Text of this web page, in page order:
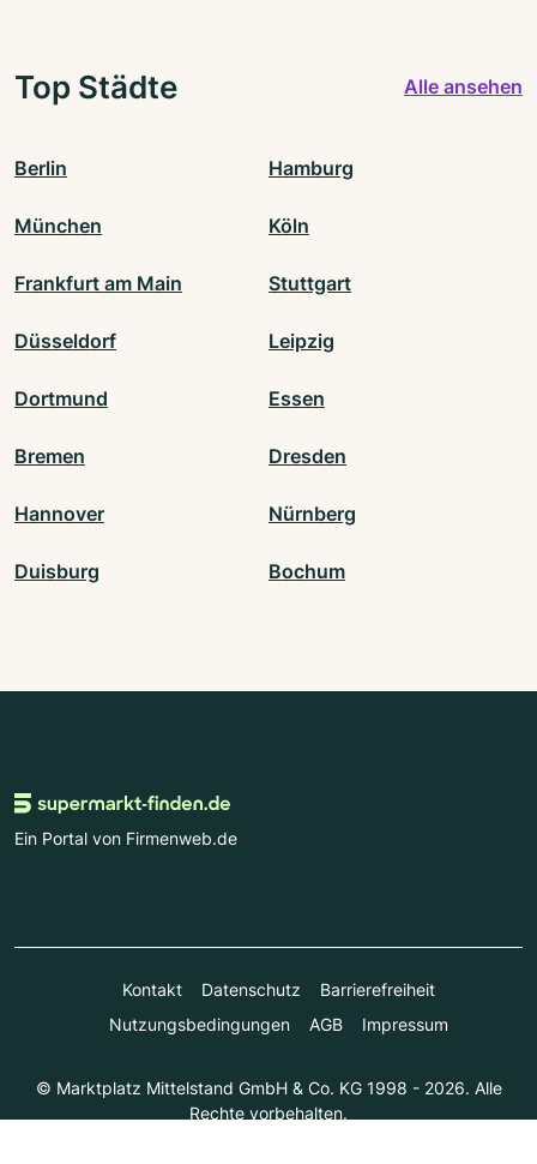
Top Städte Alle ansehen
Berlin Hamburg
München Köln
Frankfurt am Main Stuttgart
Düsseldorf Leipzig
Dortmund Essen
Bremen Dresden
Hannover Nürnberg
Duisburg Bochum
Ein Portal von Firmenweb.de
Kontakt Datenschutz
Barrierefreiheit
Nutzungsbedingungen
AGB Impressum
© Marktplatz Mittelstand GmbH & Co. KG 1998 - 2026. Alle
Rechte vorbehalten.